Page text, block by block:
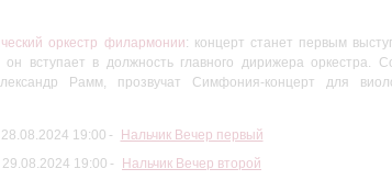
оркестр филармонии: концерт станет первым
вступает в должность главного дирижера оркестра.
Рамм, прозвучат Симфония-концерт для
28.08.2024 19:00
Нальчик Вечер первый
29.08.2024 19:00
Нальчик Вечер второй